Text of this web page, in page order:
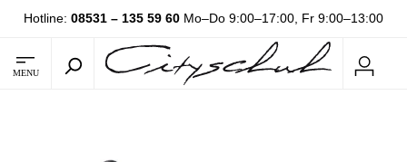
Hotline: 08531 – 135 59 60 Mo–Do 9:00–17:00, Fr 9:00–13:00
MENU